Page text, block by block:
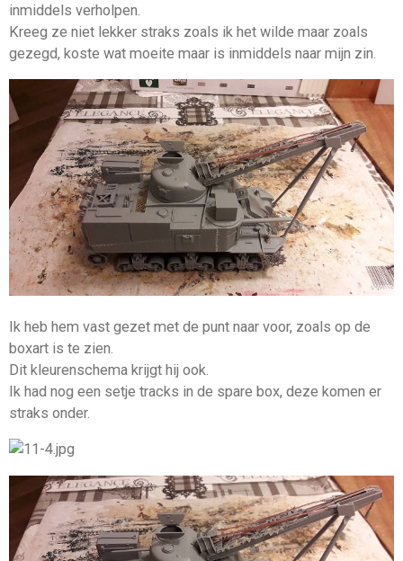
inmiddels verholpen.
Kreeg ze niet lekker straks zoals ik het wilde maar zoals
gezegd, koste wat moeite maar is inmiddels naar mijn zin.
Ik heb hem vast gezet met de punt naar voor, zoals op de
boxart is te zien.
Dit kleurenschema krijgt hij ook.
Ik had nog een setje tracks in de spare box, deze komen er
straks onder.